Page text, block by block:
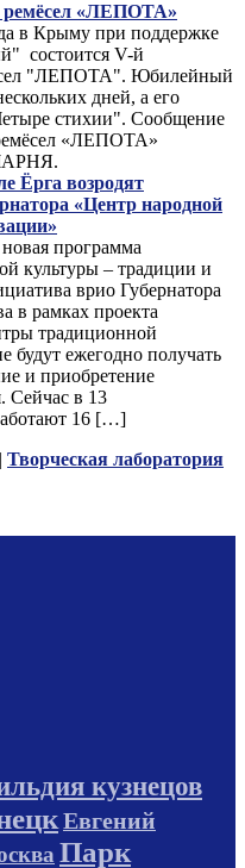
ремёсел «ЛЕПОТА»
в Крыму при поддержке
состоится V-й
"ЛЕПОТА". Юбилейный
дней, а его
стихии". Сообщение
«ЛЕПОТА»
Ёрга возродят
«Центр народной
программа
культуры – традиции и
врио Губернатора
в рамках проекта
традиционной
будут ежегодно получать
и приобретение
Сейчас в 13
16 […]
Творческая лаборатория
кузнецов
Евгений
Парк